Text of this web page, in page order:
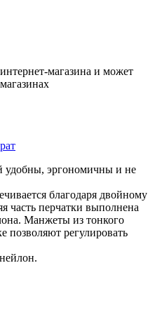
магазина и может
удобны, эргономичны и не
благодаря двойному
часть перчатки выполнена
Манжеты из тонкого
позволяют регулировать